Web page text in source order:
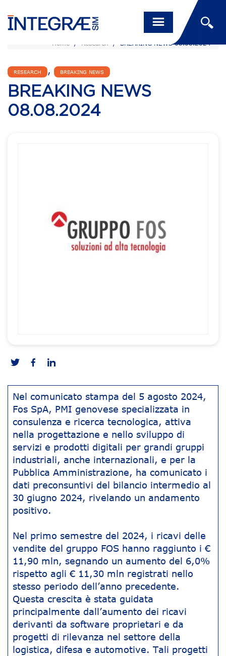
Home / Research / BREAKING NEWS 08.08.2024
RESEARCH , BREAKING NEWS
BREAKING NEWS
08.08.2024
Nel comunicato stampa del 5 agosto 2024,
Fos SpA, PMI genovese specializzata in
consulenza e ricerca tecnologica, attiva
nella progettazione e nello sviluppo di
servizi e prodotti digitali per grandi gruppi
industriali, anche internazionali, e per la
Pubblica Amministrazione, ha comunicato i
dati preconsuntivi del bilancio intermedio al
30 giugno 2024, rivelando un andamento
positivo.
Nel primo semestre del 2024, i ricavi delle
vendite del gruppo FOS hanno raggiunto i €
11,90 mln, segnando un aumento del 6,0%
rispetto agli € 11,30 mln registrati nello
stesso periodo dell’anno precedente.
Questa crescita è stata guidata
principalmente dall’aumento dei ricavi
derivanti da software proprietari e da
progetti di rilevanza nel settore della
logistica, difesa e automotive. Tali progetti